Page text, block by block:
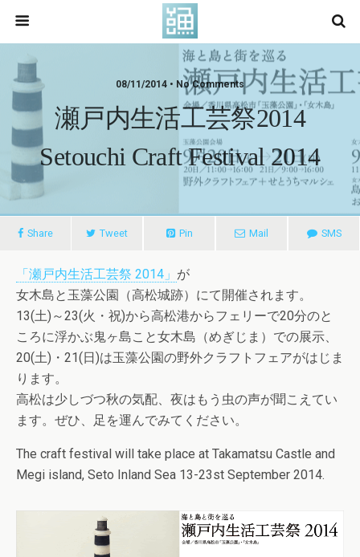
08/11/2014 • No Comments
瀬戸内生活工芸祭2014
Setouchi Craft Festival 2014
Share Tweet Pin Mail SMS
「瀬戸内生活工芸祭 2014」 が
女木島と玉藻公園（高松城跡）にて開催されます。
13(土)～23(火・祝)から高松港からフェリーで20分のと
ころに浮かぶ鬼ヶ島こと女木島（めぎじま）での展示、
20(土)・21(日)は玉藻公園の野外クラフトフェアがはじま
ります。
高松は少しづつ秋の気配、夜はもう虫の声が聞こえてい
ます。ぜひ、足を運んでみてください。
The craft festival will take place at Takamatsu Castle and
Megi island, Seto Inland Sea 13-23st September 2014.